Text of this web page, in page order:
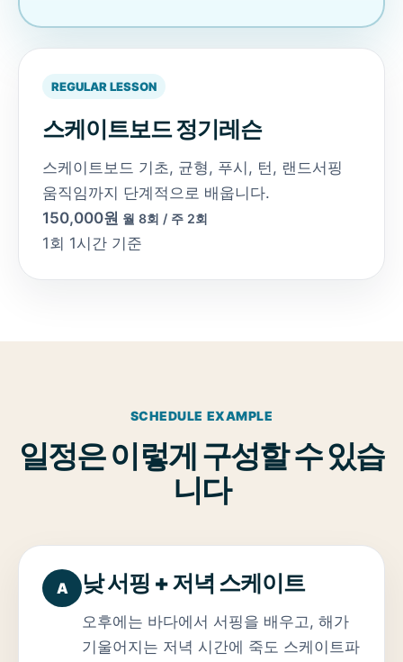
REGULAR LESSON
스케이트보드 정기레슨
스케이트보드 기초, 균형, 푸시, 턴, 랜드서핑
움직임까지 단계적으로 배웁니다.
150,000원 월 8회 / 주 2회
1회 1시간 기준
SCHEDULE EXAMPLE
일정은 이렇게 구성할 수 있습
니다
A 낮 서핑 + 저녁 스케이트
오후에는 바다에서 서핑을 배우고, 해가
기울어지는 저녁 시간에 죽도 스케이트파